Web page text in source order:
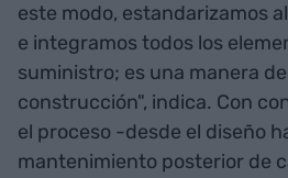
este modo, estandarizamos
e integramos todos los
suministro; es una manera
construcción", indica. Con
el proceso -desde el diseño
mantenimiento posterior de